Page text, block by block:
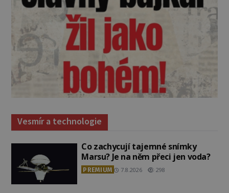
Vesmír a technologie
Co zachycují tajemné snímky
Marsu? Je na něm přeci jen voda?
PREMIUM 7.8.2026 298